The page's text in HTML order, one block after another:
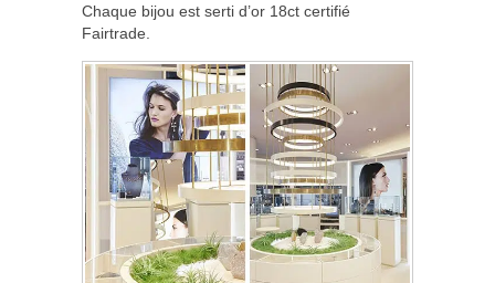
Chaque bijou est serti d’or 18ct certifié
Fairtrade.